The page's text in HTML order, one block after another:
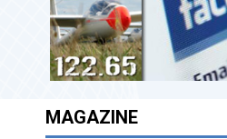
MAGAZINE